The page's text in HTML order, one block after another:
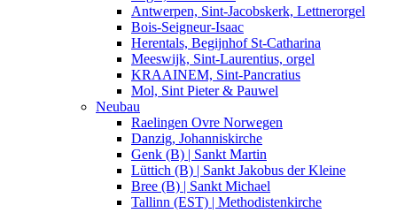
Antwerpen, Sint-Jacobskerk, Lettnerorgel
Bois-Seigneur-Isaac
Herentals, Begijnhof St-Catharina
Meeswijk, Sint-Laurentius, orgel
KRAAINEM, Sint-Pancratius
Mol, Sint Pieter & Pauwel
Neubau
Raelingen Ovre Norwegen
Danzig, Johanniskirche
Genk (B) | Sankt Martin
Lüttich (B) | Sankt Jakobus der Kleine
Bree (B) | Sankt Michael
Tallinn (EST) | Methodistenkirche